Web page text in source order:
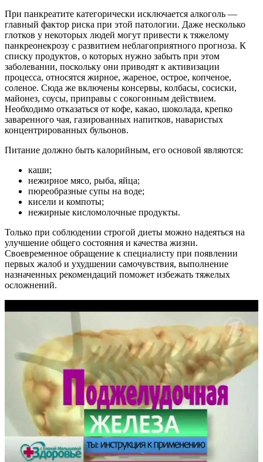
При панкреатите категорически исключается алкоголь —
главный фактор риска при этой патологии. Даже несколько
глотков у некоторых людей могут привести к тяжелому
панкреонекрозу с развитием неблагоприятного прогноза. К
списку продуктов, о которых нужно забыть при этом
заболевании, поскольку они приводят к активизации
процесса, относятся жирное, жареное, острое, копченое,
соленое. Сюда же включены консервы, колбасы, сосиски,
майонез, соусы, приправы с сокогонным действием.
Необходимо отказаться от кофе, какао, шоколада, крепко
заваренного чая, газированных напитков, наваристых
концентрированных бульонов.
Питание должно быть калорийным, его основой являются:
каши;
нежирное мясо, рыба, яйца;
пюреобразные супы на воде;
кисели и компоты;
нежирные кисломолочные продукты.
Только при соблюдении строгой диеты можно надеяться на
улучшение общего состояния и качества жизни.
Своевременное обращение к специалисту при появлении
первых жалоб и ухудшении самочувствия, выполнение
назначенных рекомендаций поможет избежать тяжелых
осложнений.